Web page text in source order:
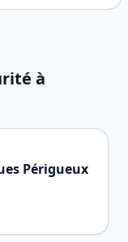
à
Périgueux